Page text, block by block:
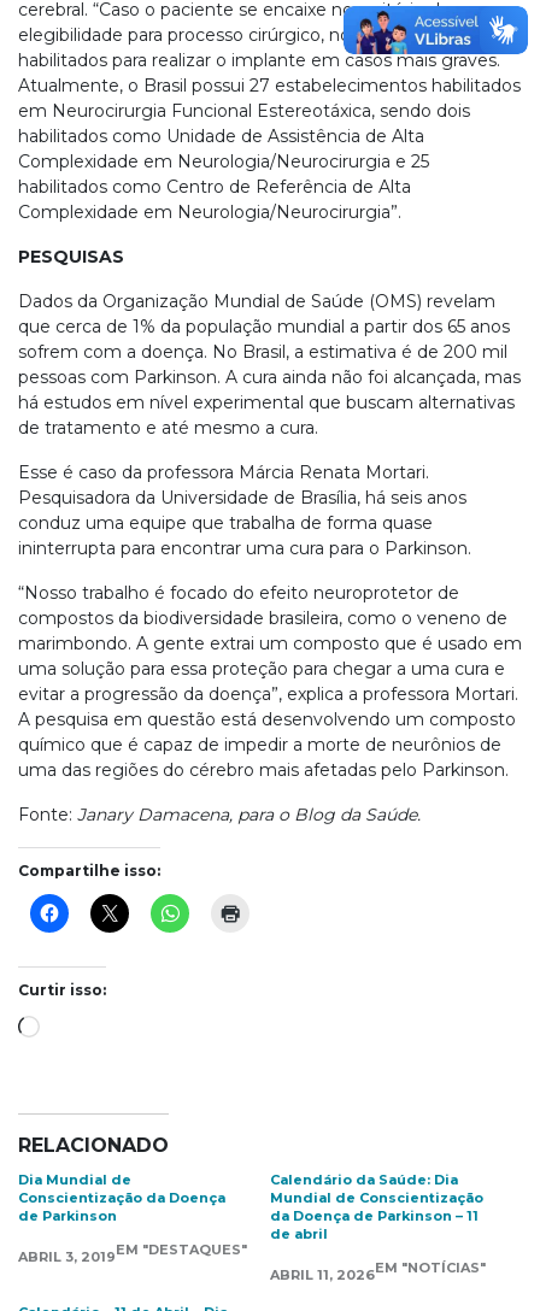
cerebral. “Caso o paciente se encaixe nos critério de
elegibilidade para processo cirúrgico, nós temos centros
habilitados para realizar o implante em casos mais graves.
Atualmente, o Brasil possui 27 estabelecimentos habilitados
em Neurocirurgia Funcional Estereotáxica, sendo dois
habilitados como Unidade de Assistência de Alta
Complexidade em Neurologia/Neurocirurgia e 25
habilitados como Centro de Referência de Alta
Complexidade em Neurologia/Neurocirurgia”.
PESQUISAS
Dados da Organização Mundial de Saúde (OMS) revelam
que cerca de 1% da população mundial a partir dos 65 anos
sofrem com a doença. No Brasil, a estimativa é de 200 mil
pessoas com Parkinson. A cura ainda não foi alcançada, mas
há estudos em nível experimental que buscam alternativas
de tratamento e até mesmo a cura.
Esse é caso da professora Márcia Renata Mortari.
Pesquisadora da Universidade de Brasília, há seis anos
conduz uma equipe que trabalha de forma quase
ininterrupta para encontrar uma cura para o Parkinson.
“Nosso trabalho é focado do efeito neuroprotetor de
compostos da biodiversidade brasileira, como o veneno de
marimbondo. A gente extrai um composto que é usado em
uma solução para essa proteção para chegar a uma cura e
evitar a progressão da doença”, explica a professora Mortari.
A pesquisa em questão está desenvolvendo um composto
químico que é capaz de impedir a morte de neurônios de
uma das regiões do cérebro mais afetadas pelo Parkinson.
Fonte: Janary Damacena, para o Blog da Saúde.
Compartilhe isso:
Curtir isso:
Carregando...
RELACIONADO
Dia Mundial de
Conscientização da Doença
de Parkinson
ABRIL 3, 2019EM "DESTAQUES"
Calendário da Saúde: Dia
Mundial de Conscientização
da Doença de Parkinson – 11
de abril
ABRIL 11, 2026EM "NOTÍCIAS"